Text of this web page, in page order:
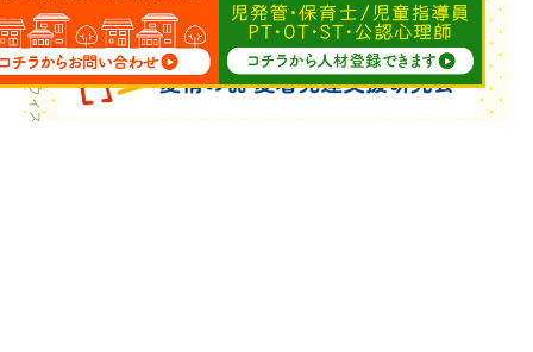
Copyright © ウィズ・ユー All Rights Reserved.